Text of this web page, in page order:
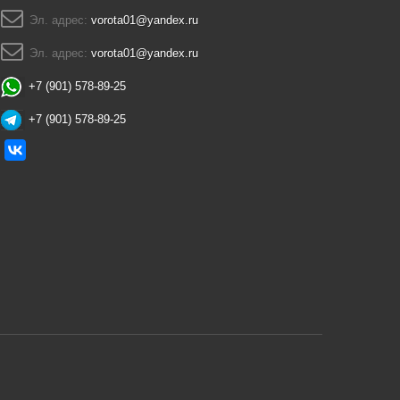
Эл. адрес: vorota01@yandex.ru
Эл. адрес: vorota01@yandex.ru
+7 (901) 578-89-25
+7 (901) 578-89-25